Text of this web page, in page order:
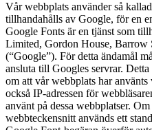
Vår webbplats använder så
tillhandahålls av Google, för en
Google Fonts är en tjänst som
Limited, Gordon House, Barrow
(“Google”). För detta ändamål
ansluta till Googles servrar.
om att vår webbplats har
också IP-adressen för
använt på dessa webbplatser.
webbteckensnitt används ett